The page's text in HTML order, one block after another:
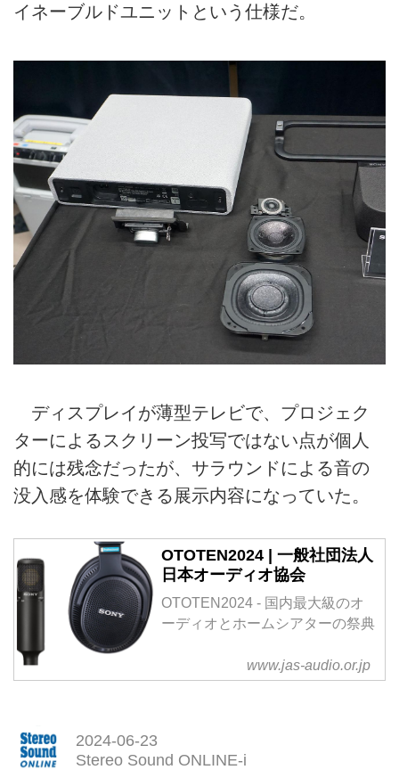
イネーブルドユニットという仕様だ。
ディスプレイが薄型テレビで、プロジェク
ターによるスクリーン投写ではない点が個人
的には残念だったが、サラウンドによる音の
没入感を体験できる展示内容になっていた。
OTOTEN2024 | 一般社団法人
日本オーディオ協会
OTOTEN2024 - 国内最大級のオ
ーディオとホームシアターの祭典
www.jas-audio.or.jp
2024-06-23
Stereo Sound ONLINE-i